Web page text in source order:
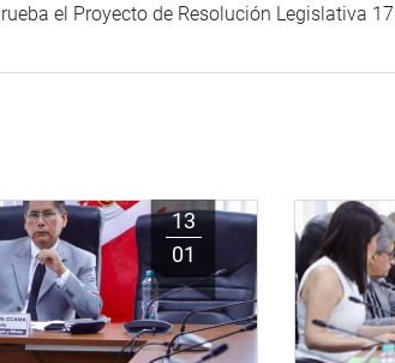
el Proyecto de Resolución Legislativa
13
01